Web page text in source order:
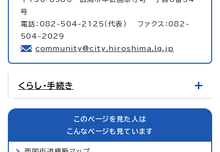
号
電話：082-504-2125（代表） ファクス：082-
504-2029
community@city.hiroshima.lg.jp
くらし・手続き
このページを見た人は
こんなページも見ています